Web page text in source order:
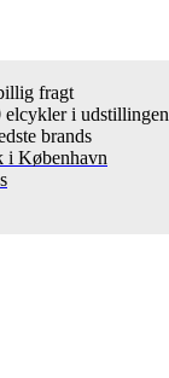
fragt
i udstillingen
brands
i København